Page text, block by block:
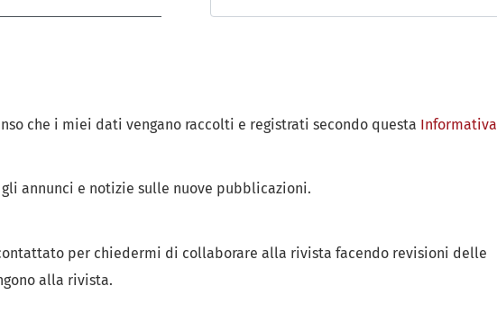
che i miei dati vengano raccolti e registrati secondo questa Informativa
annunci e notizie sulle nuove pubblicazioni.
per chiedermi di collaborare alla rivista facendo revisioni delle
alla rivista.